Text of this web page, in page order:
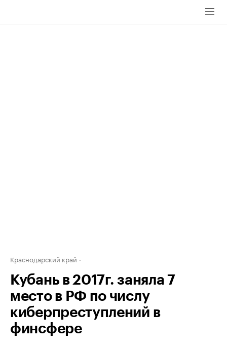
Краснодарский край
Кубань в 2017г. заняла 7
место в РФ по числу
киберпреступлений в
финсфере